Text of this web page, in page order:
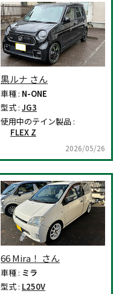
黒ルナ さん
車種 : N-ONE
型式 : JG3
使用中のテイン製品 :
FLEX Z
2026/05/26
66 Mira！ さん
車種 : ミラ
型式 : L250V